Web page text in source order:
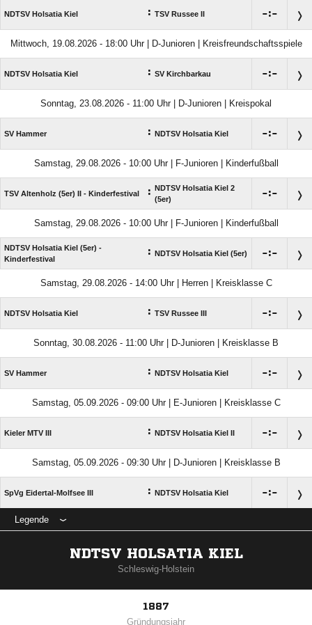
NDTSV Holsatia Kiel : TSV Russee II :
Mittwoch, 19.08.2026 - 18:00 Uhr | D-Junioren | Kreisfreundschaftsspiele
NDTSV Holsatia Kiel : SV Kirchbarkau :
Sonntag, 23.08.2026 - 11:00 Uhr | D-Junioren | Kreispokal
SV Hammer : NDTSV Holsatia Kiel :
Samstag, 29.08.2026 - 10:00 Uhr | F-Junioren | Kinderfußball
TSV Altenholz (5er) II - Kinderfestival : NDTSV Holsatia Kiel 2
(5er)
:
Samstag, 29.08.2026 - 10:00 Uhr | F-Junioren | Kinderfußball
NDTSV Holsatia Kiel (5er) -
Kinderfestival
: NDTSV Holsatia Kiel (5er) :
Samstag, 29.08.2026 - 14:00 Uhr | Herren | Kreisklasse C
NDTSV Holsatia Kiel : TSV Russee III :
Sonntag, 30.08.2026 - 11:00 Uhr | D-Junioren | Kreisklasse B
SV Hammer : NDTSV Holsatia Kiel :
Samstag, 05.09.2026 - 09:00 Uhr | E-Junioren | Kreisklasse C
Kieler MTV III : NDTSV Holsatia Kiel II :
Samstag, 05.09.2026 - 09:30 Uhr | D-Junioren | Kreisklasse B
SpVg Eidertal-Molfsee III : NDTSV Holsatia Kiel :
Legende
NDTSV HOLSATIA KIEL
Schleswig-Holstein
1887
Gründungsjahr